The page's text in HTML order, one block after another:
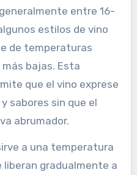
entre 16-
estilos de vino
de temperaturas
bajas. Esta
que el vino exprese
sabores sin que el
abrumador.
a una temperatura
liberan gradualmente a